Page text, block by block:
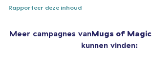
Rapporteer deze inhoud
Meer campagnes vanMugs of Magic
kunnen vinden: